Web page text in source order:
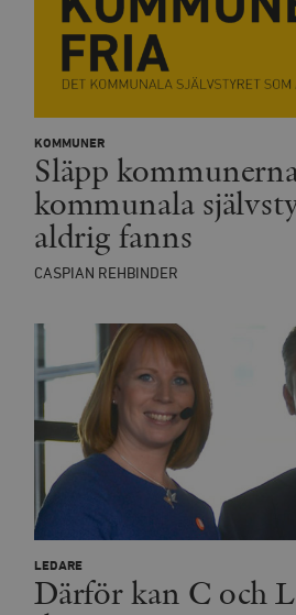
KOMMUNER
Släpp
kommunala
aldrig fanns
CASPIAN REHBINDER
LEDARE
Därför kan C och
Strikt nödvändiga kakor tillåter
kärnwebbplatsfunktioner som
och kontohantering. Webbplatsen
woocommerce_cart_hash
woocommerce_items_in_cart